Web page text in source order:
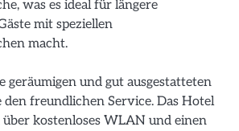
was es ideal für längere
mit speziellen
macht.
geräumigen und gut ausgestatteten
freundlichen Service. Das Hotel
kostenloses WLAN und einen